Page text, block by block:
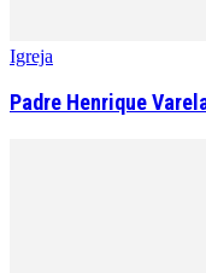
Igreja
Padre Henrique